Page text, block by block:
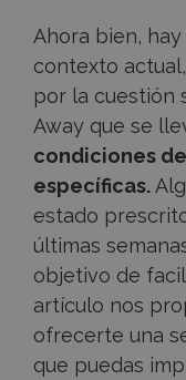
Ahora bien,
contexto
por la cuestión
Away que se
condiciones
específicas.
estado
últimas
objetivo de
artículo nos
ofrecerte una
que puedas